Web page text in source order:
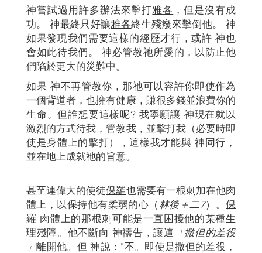
神嘗試過用許多辦法來擊打雅各 ，但是沒有成
功。 神最終只好讓雅各終生殘癈來擊倒他。 神
如果發現我們需要這樣的經歷才行，或許 神也
會如此待我們。 神必管教祂所愛的，以防止他
們陷於更大的災難中。
如果 神不再管教你，那祂可以容許你即使作為
一個背道者，也擁有健康，賺很多錢並浪費你的
生命。但誰想要這樣呢? 我寧願讓 神現在就以
激烈的方式待我，管教我，並擊打我（必要時即
使是身體上的擊打），這樣我才能與 神同行，
並在地上成就祂的旨意。
甚至連偉大的使徒保羅也需要有一根刺加在他肉
體上，以保持他有柔弱的心（林後＋二7）。保
羅 肉體上的那根刺可能是一直困擾他的某種生
理殘障。他不斷向 神禱告，讓這 「撒但的差役
」離開他。但 神說："不。即使是撒但的差役，